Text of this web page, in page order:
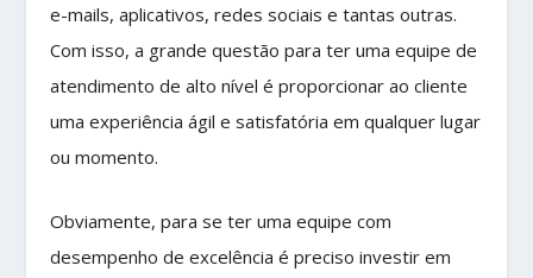
e-mails, aplicativos, redes sociais e tantas outras.
Com isso, a grande questão para ter uma equipe de
atendimento de alto nível é proporcionar ao cliente
uma experiência ágil e satisfatória em qualquer lugar
ou momento.
Obviamente, para se ter uma equipe com
desempenho de excelência é preciso investir em